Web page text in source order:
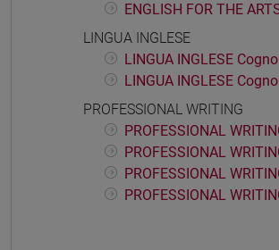
ENGLISH FOR THE
LINGUA INGLESE
LINGUA INGLESE
LINGUA INGLESE
PROFESSIONAL WRITING
PROFESSIONAL
PROFESSIONAL
PROFESSIONAL
PROFESSIONAL